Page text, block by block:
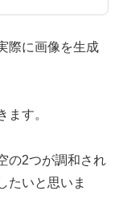
際に画像を生成
ます。
の2つが調和され
たいと思いま